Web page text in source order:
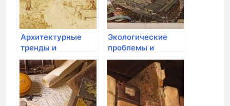
Архитектурные
тренды и
современные
городские
ландшафты
Экологические
проблемы и
устойчивое
развитие в
современных
эпохах